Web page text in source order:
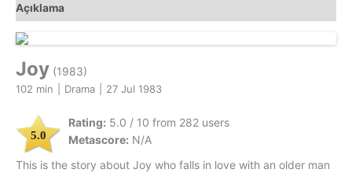
Açıklama
Joy (1983)
102 min Drama 27 Jul 1983
5.0
Rating: 5.0 / 10 from 282 users
Metascore: N/A
This is the story about Joy who falls in love with an older man